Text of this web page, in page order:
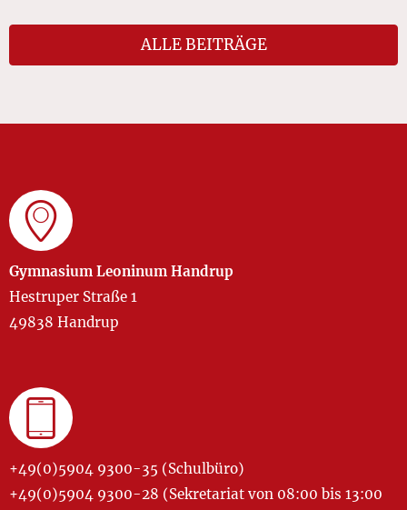
ALLE BEITRÄGE
Gymnasium Leoninum Handrup
Hestruper Straße 1
49838 Handrup
+49(0)5904 9300-35 (Schulbüro)
+49(0)5904 9300-28 (Sekretariat von 08:00 bis 13:00